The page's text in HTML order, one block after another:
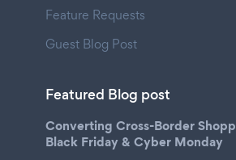
Feature Requests
Guest Blog Post
Featured Blog post
Converting Cross-Border
Black Friday & Cyber Monday